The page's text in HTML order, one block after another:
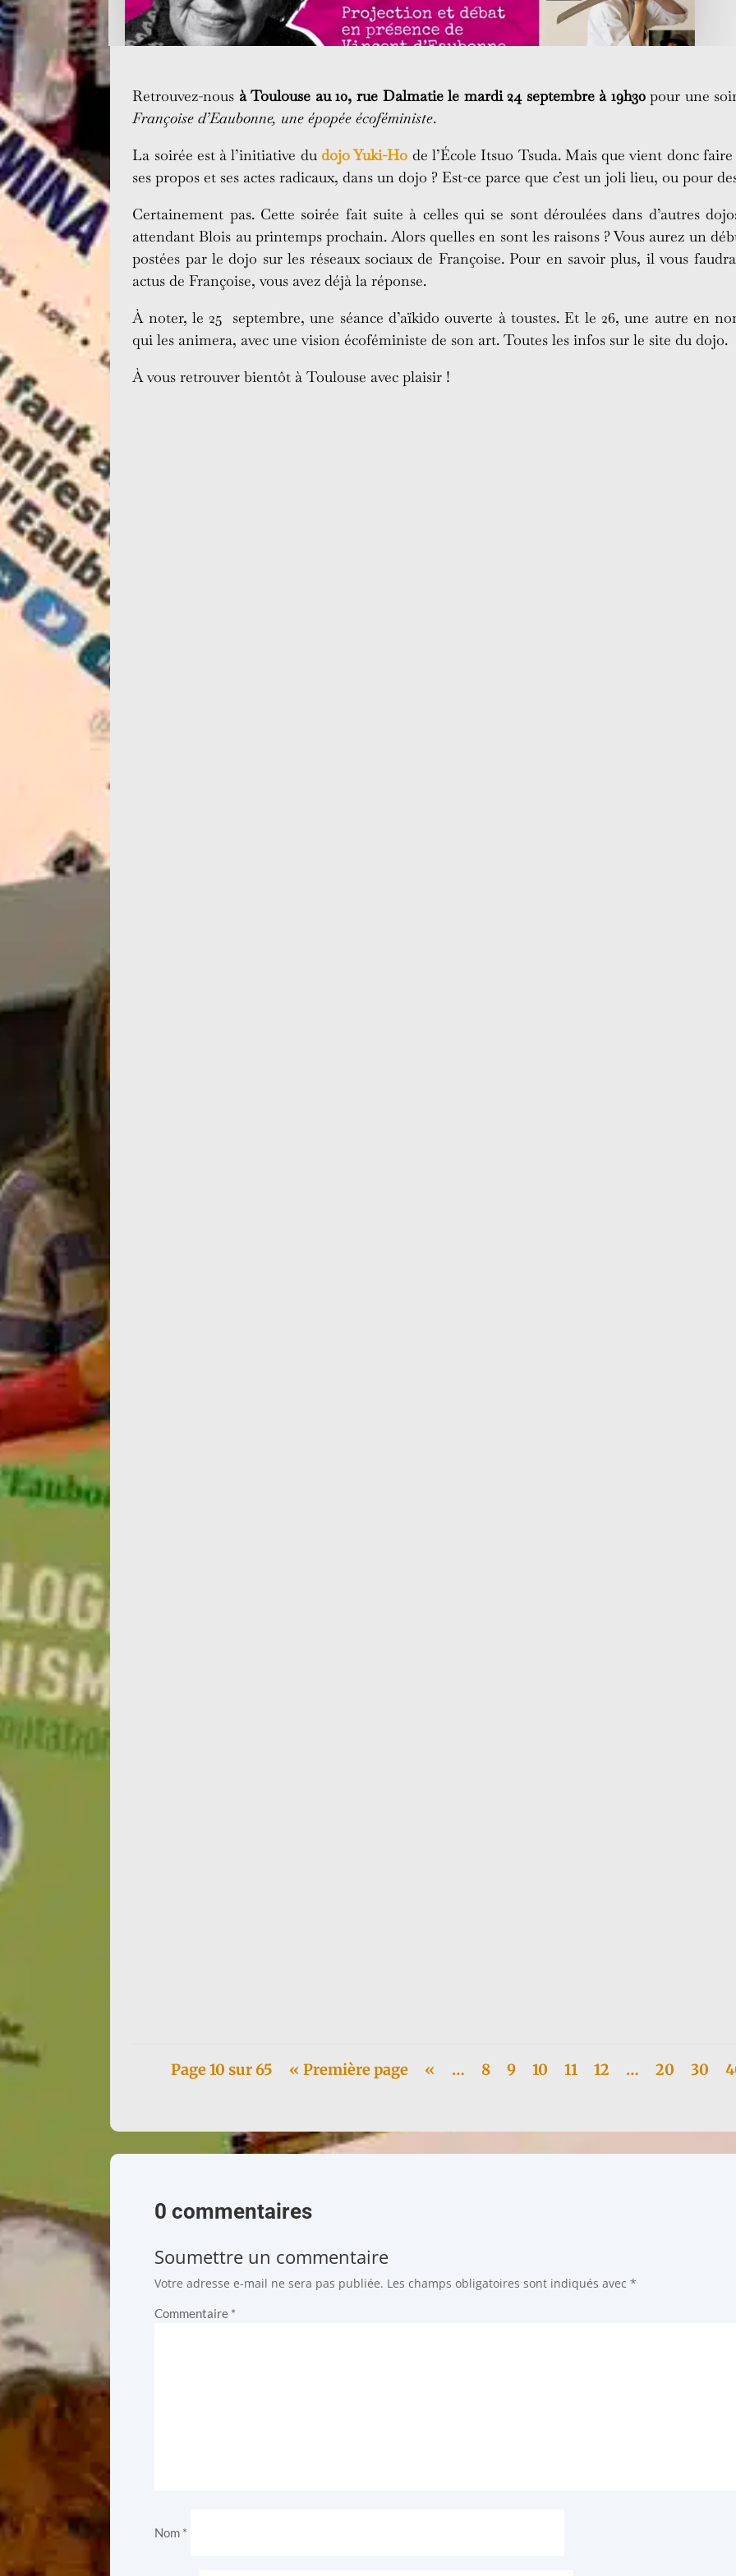
Retrouvez-nous à Toulouse au 10, rue Dalmatie le mardi 24 septembre à 19h30pour une
Françoise d’Eaubonne, une épopée écoféministe.
La soirée est à l’initiative dudojo Yuki-Ho de l’École Itsuo Tsuda. Mais que vient donc
ses propos et ses actes radicaux, dans un dojo ? Est-ce parce que c’est un joli lieu, ou pour
Certainement pas. Cette soirée fait suite à celles qui se sont déroulées dans d’autres
attendant Blois au printemps prochain. Alors quelles en sont les raisons ? Vous aurez un
postées par le dojo sur les réseaux sociaux de Françoise. Pour en savoir plus, il vous
actus de Françoise, vous avez déjà la réponse.
À noter, le 25 septembre, une séance d’aïkido ouverte à toustes. Et le 26, une autre en
qui les animera, avec une vision écoféministe de son art. Toutes les infos sur le site du dojo.
À vous retrouver bientôt à Toulouse avec plaisir !
Page 10 sur 65 « Première page « … 8 9 10 11 12 … 20 30
0 commentaires
Soumettre un commentaire
Votre adresse e-mail ne sera pas publiée. Les champs obligatoires sont indiqués avec*
Commentaire *
Nom *